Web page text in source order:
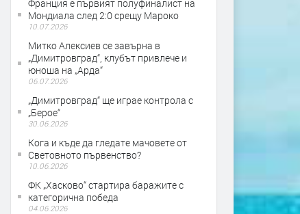
Новите герои на хасковския
футбол
1957” даде отлична
изминалия сезон
Франция е първият полуфиналист на
Мондиала след 2:0 срещу Мароко
10.07.2026
Митко Алексиев се завърна в
„Димитровград“, клубът привлече и
юноша на „Арда“
06.07.2026
„Димитровград“ ще играе контрола с
„Берое“
30.06.2026
Кога и къде да гледате мачовете от
Световното първенство?
10.06.2026
ФК „Хасково“ стартира баражите с
категорична победа
04.06.2026